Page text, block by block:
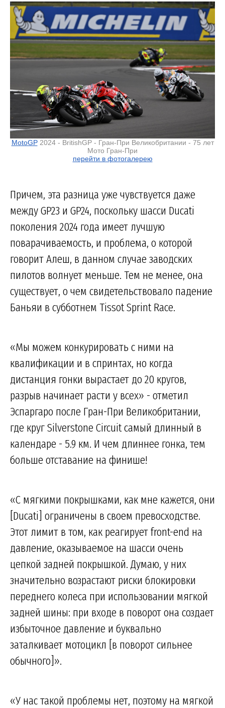
MotoGP2024 - BritishGP - Гран-При Великобритании - 75 лет
Мото Гран-При
перейти в фотогалерею
Причем, эта разница уже чувствуется даже
между GP23 и GP24, поскольку шасси Ducati
поколения 2024 года имеет лучшую
поварачиваемость, и проблема, о которой
говорит Алеш, в данном случае заводских
пилотов волнует меньше. Тем не менее, она
существует, о чем свидетельствовало падение
Баньяи в субботнем Tissot Sprint Race.
«Мы можем конкурировать с ними на
квалификации и в спринтах, но когда
дистанция гонки вырастает до 20 кругов,
разрыв начинает расти у всех» - отметил
Эспаргаро после Гран-При Великобритании,
где круг Silverstone Circuit самый длинный в
календаре - 5.9 км. И чем длиннее гонка, тем
больше отставание на финише!
«С мягкими покрышками, как мне кажется, они
[Ducati] ограничены в своем превосходстве.
Этот лимит в том, как реагирует front-end на
давление, оказываемое на шасси очень
цепкой задней покрышкой. Думаю, у них
значительно возрастают риски блокировки
переднего колеса при использовании мягкой
задней шины: при входе в поворот она создает
избыточное давление и буквально
заталкивает мотоцикл [в поворот сильнее
обычного]».
«У нас такой проблемы нет, поэтому на мягкой